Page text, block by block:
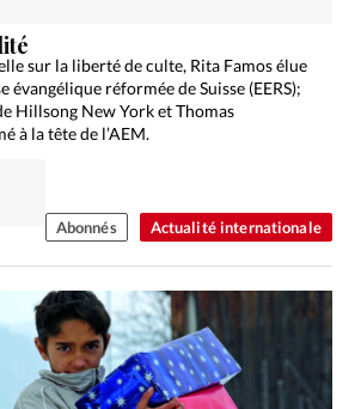
Actualité internationale
sur la liberté de culte, Rita Famos élue
évangélique réformée de Suisse (EERS);
Hillsong New York et Thomas
à la tête de l’AEM.
Abonnés